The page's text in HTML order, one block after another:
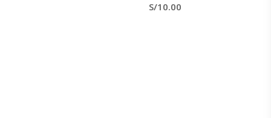
S/10.00